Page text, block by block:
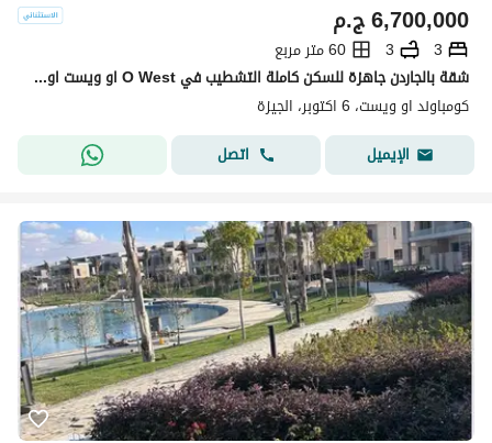
ج.م6,700,000
3
3
60 متر مربع
شقة بالجاردن جاهزة للسكن كاملة التشطيب في O West او ويست اوراسكوم بالقرب من بيفرلي هيلز
كومباوند او ويست، 6 اكتوبر، الجيزة
الإيميل
اتصل